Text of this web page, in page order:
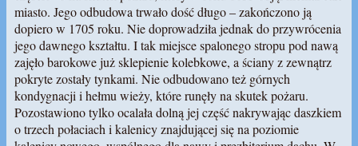
miasto. Jego odbudowa trwało dość długo – zakończono ją
dopiero w 1705 roku. Nie doprowadziła jednak do przywrócenia
jego dawnego kształtu. I tak miejsce spalonego stropu pod nawą
zajęło barokowe już sklepienie kolebkowe, a ściany z zewnątrz
pokryte zostały tynkami. Nie odbudowano też górnych
kondygnacji i hełmu wieży, które runęły na skutek pożaru.
Pozostawiono tylko ocalała dolną jej część nakrywając daszkiem
o trzech połaciach i kalenicy znajdującej się na poziomie